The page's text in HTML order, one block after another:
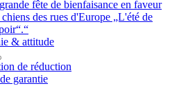
fête de bienfaisance en faveur
chiens des rues d'Europe „L'été de
& attitude
de réduction
garantie